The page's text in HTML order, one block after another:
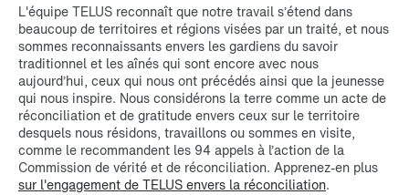
L'équipe TELUS reconnaît que notre travail s’étend dans
beaucoup de territoires et régions visées par un traité, et nous
sommes reconnaissants envers les gardiens du savoir
traditionnel et les aînés qui sont encore avec nous
aujourd’hui, ceux qui nous ont précédés ainsi que la jeunesse
qui nous inspire. Nous considérons la terre comme un acte de
réconciliation et de gratitude envers ceux sur le territoire
desquels nous résidons, travaillons ou sommes en visite,
comme le recommandent les 94 appels à l’action de la
Commission de vérité et de réconciliation. Apprenez-en plus
sur l'engagement de TELUS envers la réconciliation.